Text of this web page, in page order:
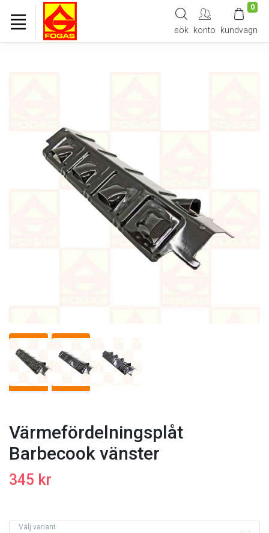
sök konto
0
kundvagn
Värmefördelningsplåt
Barbecook vänster
345 kr
Välj variant